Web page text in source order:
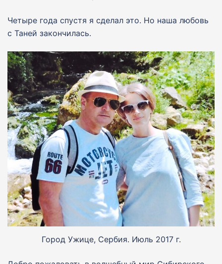
Четыре года спустя я сделал это. Но наша любовь
с Таней закончилась.
Город Ужице, Сербия. Июль 2017 г.